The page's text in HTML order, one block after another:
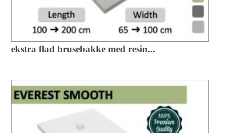
ekstra flad brusebakke med resin...